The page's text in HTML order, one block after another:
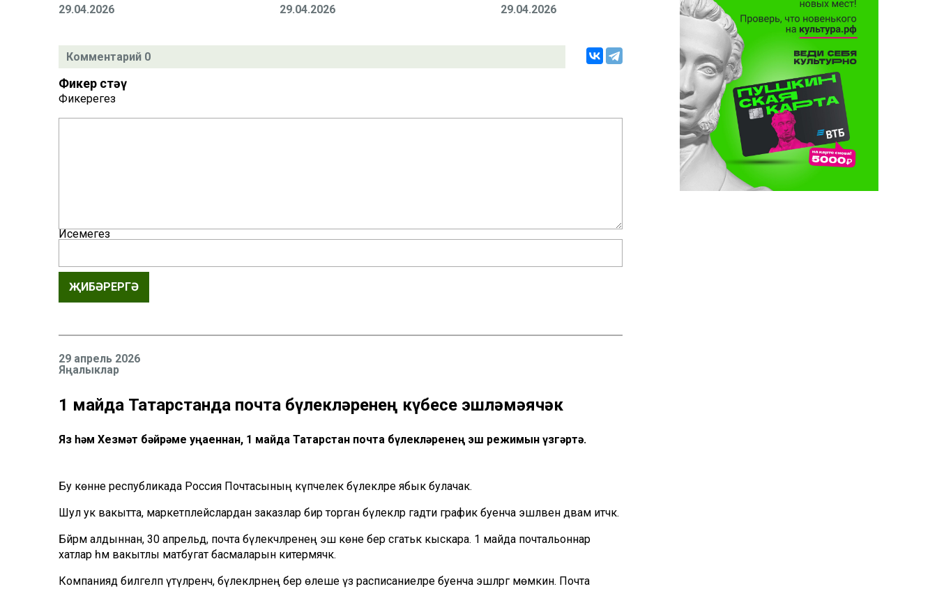
29.04.2026 29.04.2026 29.04.2026
Комментарий 0
Фикер өстәү
Фикерегез
Исемегез
ҖИБӘРЕРГӘ
29 апрель 2026
Яңалыклар
1 майда Татарстанда почта бүлекләренең күбесе эшләмәячәк
Яз һәм Хезмәт бәйрәме уңаеннан, 1 майда Татарстан почта бүлекләренең эш режимын үзгәртә.
Бу көнне республикада Россия Почтасының күпчелек бүлекләре ябык булачак.
Шул ук вакытта, маркетплейслардан заказлар бирә торган бүлекләр гадәти график буенча эшләвен дәвам итәчәк.
Бәйрәм алдыннан, 30 апрельдә, почта бүлекчәләренең эш көне бер сәгатькә кыскара. 1 майда почтальоннар
хатлар һәм вакытлы матбугат басмаларын китермәячәк.
Компаниядә билгеләп үтүләренчә, бүлекләрнең бер өлеше үз расписаниеләре буенча эшләргә мөмкин. Почта